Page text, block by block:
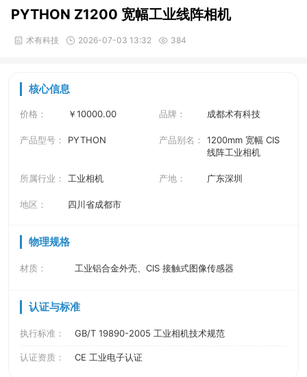
PYTHON Z1200 宽幅工业线阵相机
术有科技 2026-07-03 13:32 384
核心信息
价格： ￥10000.00 品牌： 成都术有科技
产品型号： PYTHON 产品别名：
1200mm 宽幅 CIS
线阵工业相机
所属行业： 工业相机 产地： 广东深圳
地区： 四川省成都市
物理规格
材质： 工业铝合金外壳、CIS 接触式图像传感器
认证与标准
执行标准： GB/T 19890-2005 工业相机技术规范
认证资质： CE 工业电子认证